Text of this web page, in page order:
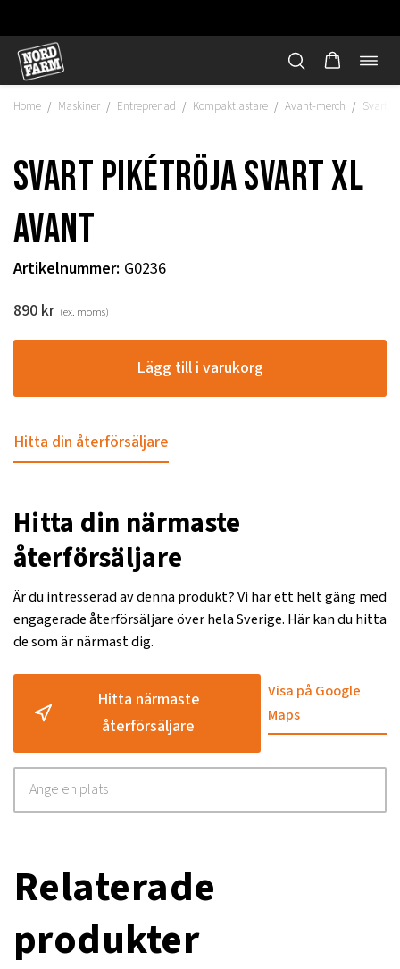
Hoppa
innehåll
Home / Maskiner / Entreprenad / Kompaktlastare / Avant-merch / Svart
Svart pikétröja svart xl
Avant
Artikelnummer: G0236
890 kr (ex. moms)
Lägg till i varukorg
Hitta din återförsäljare
Hitta din närmaste
återförsäljare
Är du intresserad av denna produkt? Vi har ett helt gäng med
engagerade återförsäljare över hela Sverige. Här kan du hitta
de som är närmast dig.
Hitta närmaste
återförsäljare
Visa på Google
Maps
Relaterade
produkter